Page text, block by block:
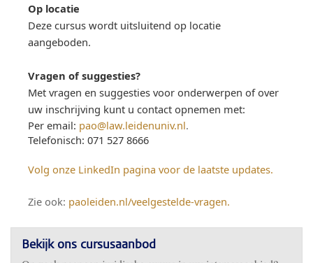
Op locatie
Deze cursus wordt uitsluitend op locatie
aangeboden.
Vragen of suggesties?
Met vragen en suggesties voor onderwerpen of over
uw inschrijving kunt u contact opnemen met:
Per email: pao@law.leidenuniv.nl.
Telefonisch: 071 527 8666
Volg onze LinkedIn pagina voor de laatste updates.
Zie ook: paoleiden.nl/veelgestelde-vragen.
Bekijk ons cursusaanbod